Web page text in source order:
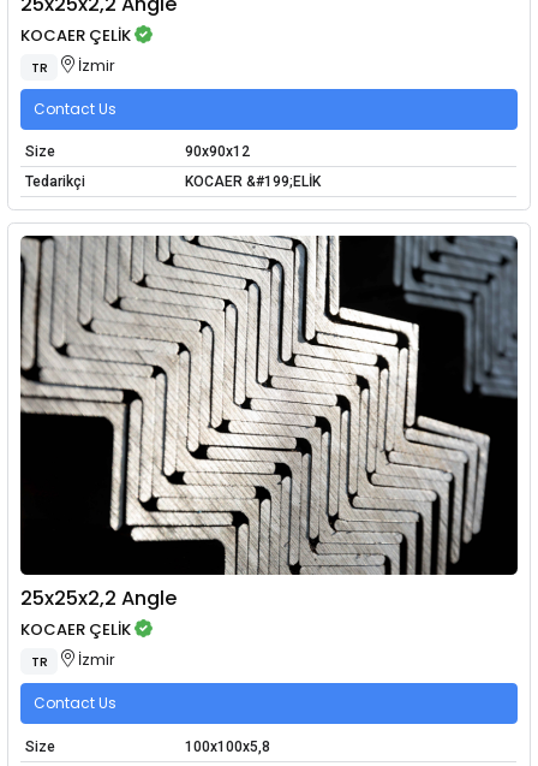
KOCAER ÇELİK
TR İzmir
Contact Us
Size
90x90x12
Tedarikçi
KOCAER &#199;ELİK
25x25x2,2 Angle
KOCAER ÇELİK
TR İzmir
Contact Us
Size
100x100x5,8